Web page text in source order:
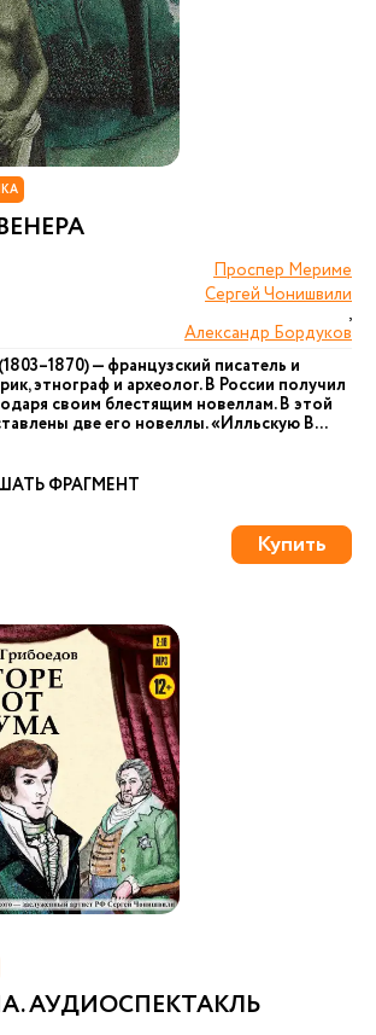
Проспер Мериме
Сергей Чонишвили
,
Александр Бордуков
— французский писатель и
этнограф и археолог. В России получил
своим блестящим новеллам. В этой
две его новеллы. «Илльскую В...
ФРАГМЕНТ
Купить
АУДИОСПЕКТАКЛЬ